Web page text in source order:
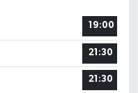
19:00
21:30
21:30